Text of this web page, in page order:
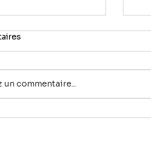
un commentaire...